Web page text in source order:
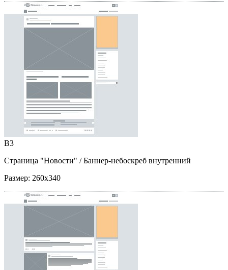
B3
Страница "Новости" / Баннер-небоскреб внутренний
Размер: 260x340